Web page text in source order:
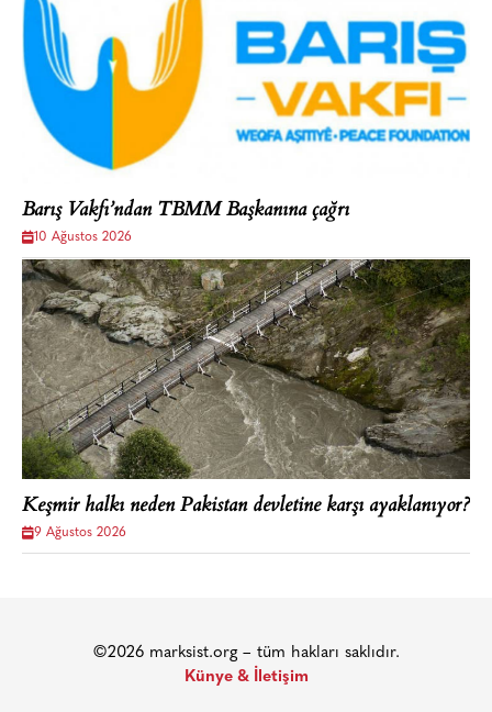
Barış Vakfı’ndan TBMM Başkanına çağrı
10 Ağustos 2026
Keşmir halkı neden Pakistan devletine karşı ayaklanıyor?
9 Ağustos 2026
©2026 marksist.org – tüm hakları saklıdır.
Künye & İletişim